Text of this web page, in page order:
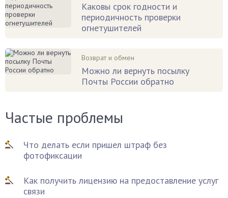
Каковы срок годности и
периодичность проверки
огнетушителей
Возврат и обмен
Можно ли вернуть посылку
Почты России обратно
Частые проблемы
Что делать если пришел штраф без
фотофиксации
Как получить лицензию на предоставление услуг
связи